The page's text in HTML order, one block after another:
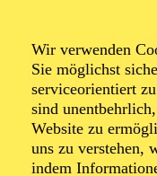
Wir verwenden
Sie möglichst
serviceorientiert
sind
Website zu
uns zu verstehen,
indem
Foto: Björn Hickmann